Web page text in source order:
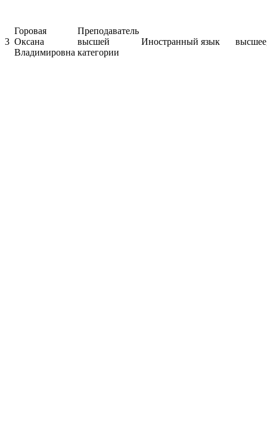
3
Горовая
Оксана
Владимировна
Преподаватель
высшей
категории
Иностранный язык